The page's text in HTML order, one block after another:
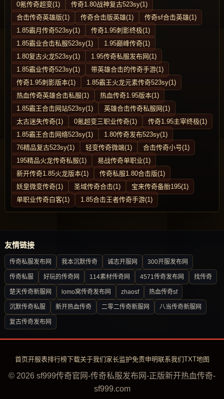
0氪传奇超变(1)
传奇1.80战神复古523sy(1)
合击传奇英雄版(1)
传奇合击版英雄(1)
传奇sf合击英雄(1)
1.85霸月传奇523sy(1)
传奇1.95刺影终极(1)
1.85霸业合击私服523sy(1)
1.95巅峰传奇(1)
1.80复古火龙523sy(1)
1.95传奇私服发布网(1)
1.85霸业传奇523sy(1)
带英雄合击的传奇手游(1)
传奇1.95刺影版本(1)
1.85霸王火龙元素传奇523sy(1)
热血传奇英雄合击私服(1)
热血传奇1.95版本(1)
1.85霸王合击网站523sy(1)
英雄合击传奇私服网(1)
太古迷失传奇(1)
0氪超变三职业传奇(1)
传奇1.95主宰终极(1)
1.85霸王合击网络523sy(1)
1.80传奇发布523sy(1)
76精品复古523sy(1)
轻变传奇微端(1)
合击传奇小号(1)
195精品火龙传奇私服(1)
易战传奇单职业(1)
新开传奇1.85火龙版本(1)
传奇私服1.80合击版(1)
妖皇微变传奇(1)
圣域传奇合击(1)
宝来传奇备胎195(1)
单职业传奇白客(1)
1.85合击王者传奇手游(1)
友情链接
传奇私服发布网 我本沉默传奇 诚志开服网 300开服发布网
传奇私服 好玩的传奇网 114素材传奇网 4571传奇发布网 找传奇
楚天传奇新服网 lomo窝传奇发布网 zhaosf 热血传奇sf
沉默传奇私服 新开热血传奇 二零二传奇新服网 八当传奇新服网
复古传奇发布网
首页开服表排行榜下载关于我们 家长监护免责申明联系我们TXT地图
© 2026 sf999传奇官网-传奇私服发布网-正版新开热血传奇-
sf999.com